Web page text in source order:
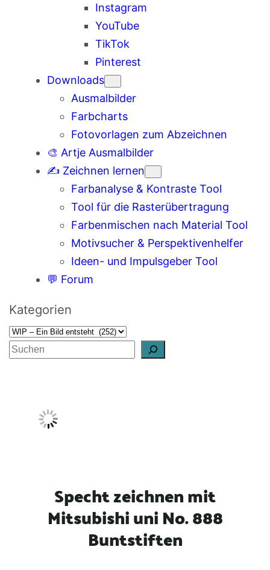
Instagram
YouTube
TikTok
Pinterest
Downloads
Ausmalbilder
Farbcharts
Fotovorlagen zum Abzeichnen
🎨 Artje Ausmalbilder
✍️ Zeichnen lernen
Farbanalyse & Kontraste Tool
Tool für die Rasterübertragung
Farbenmischen nach Material Tool
Motivsucher & Perspektivenhelfer
Ideen- und Impulsgeber Tool
💬 Forum
Kategorien
S
Specht zeichnen mit
Mitsubishi uni No. 888
Buntstiften